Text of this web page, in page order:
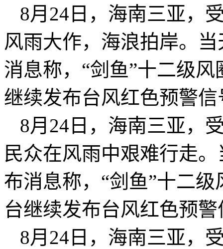
8月24日，海南三亚，
风雨大作，海浪拍岸。
消息称，“剑鱼”十二级
继续发布台风红色预警
8月24日，海南三亚，
民众在风雨中艰难行走
布消息称，“剑鱼”十二
台继续发布台风红色预
8月24日，海南三亚，